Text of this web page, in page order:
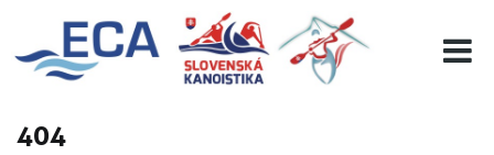
404
EURO 19
INFO